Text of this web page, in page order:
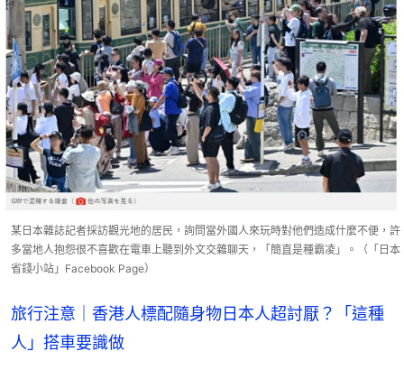
某日本雜誌記者採訪觀光地的居民，詢問當外國人來玩時對他們造成什麼不便，許
多當地人抱怨很不喜歡在電車上聽到外文交雜聊天，「簡直是種霸凌」。（「日本
省錢小站」Facebook Page）
旅行注意｜香港人標配隨身物日本人超討厭？「這種
人」搭車要識做